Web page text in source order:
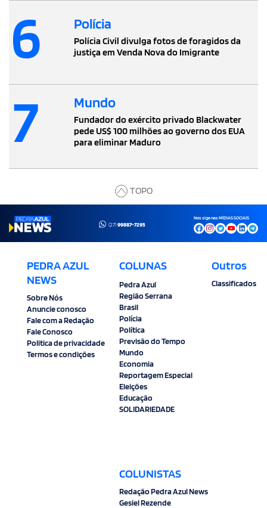
6 Polícia
Polícia Civil divulga fotos de foragidos da
justiça em Venda Nova do Imigrante
7 Mundo
Fundador do exército privado Blackwater
pede US$ 100 milhões ao governo dos EUA
para eliminar Maduro
TOPO
(27)99887-7295
Nos siga nas MÍDIAS SOCIAIS
PEDRA AZUL
NEWS
Sobre Nós
Anuncie conosco
Fale com a Redação
Fale Conosco
Politica de privacidade
Termos e condições
COLUNAS
Pedra Azul
Região Serrana
Brasil
Polícia
Política
Previsão do Tempo
Mundo
Economia
Reportagem Especial
Eleições
Educação
SOLIDARIEDADE
COLUNISTAS
Redação Pedra Azul News
Gesiel Rezende
Outros
Classificados